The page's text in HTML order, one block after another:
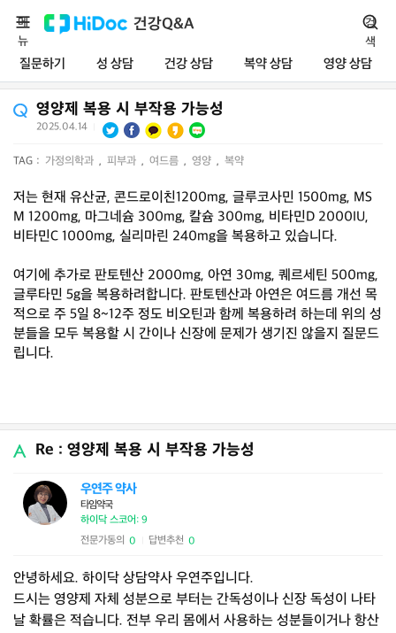
건강Q&A
질문하기 성 상담 건강 상담 복약 상담 영양 상담
메
뉴
검
색
영양제 복용 시 부작용 가능성
2025.04.14
TAG : 가정의학과 , 피부과 , 여드름 , 영양 , 복약
저는 현재 유산균, 콘드로이친1200mg, 글루코사민 1500mg, MS
M 1200mg, 마그네슘 300mg, 칼슘 300mg, 비타민D 2000IU,
비타민C 1000mg, 실리마린 240mg을 복용하고 있습니다.
여기에 추가로 판토텐산 2000mg, 아연 30mg, 퀘르세틴 500mg,
글루타민 5g을 복용하려합니다. 판토텐산과 아연은 여드름 개선 목
적으로 주 5일 8~12주 정도 비오틴과 함께 복용하려 하는데 위의 성
분들을 모두 복용할 시 간이나 신장에 문제가 생기진 않을지 질문드
립니다.
Re : 영양제 복용 시 부작용 가능성
우연주 약사
타임약국
하이닥 스코어: 9
전문가동의 0 답변추천 0
안녕하세요. 하이닥 상담약사 우연주입니다.
드시는 영양제 자체 성분으로 부터는 간독성이나 신장 독성이 나타
날 확률은 적습니다. 전부 우리 몸에서 사용하는 성분들이거나 항산